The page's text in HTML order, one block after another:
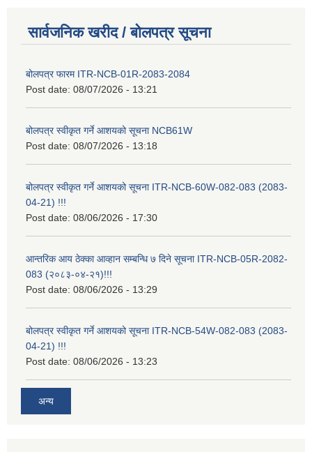
सार्वजनिक खरीद / बोलपत्र सूचना
बोलपत्र फारम ITR-NCB-01R-2083-2084
Post date: 08/07/2026 - 13:21
बोलपत्र स्वीकृत गर्ने आशयको सूचना NCB61W
Post date: 08/07/2026 - 13:18
बोलपत्र स्वीकृत गर्ने आशयको सूचना ITR-NCB-60W-082-083 (2083-
04-21) !!!
Post date: 08/06/2026 - 17:30
आन्तरिक आय ठेक्का आव्हान सम्बन्धि ७ दिने सूचना ITR-NCB-05R-2082-
083 (२०८३-०४-२१)!!!
Post date: 08/06/2026 - 13:29
बोलपत्र स्वीकृत गर्ने आशयको सूचना ITR-NCB-54W-082-083 (2083-
04-21) !!!
Post date: 08/06/2026 - 13:23
अन्य